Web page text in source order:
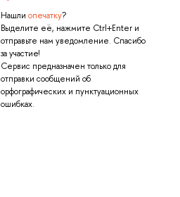
Нашли опечатку?
Выделите её, нажмите Ctrl+Enter и
отправьте нам уведомление. Спасибо
за участие!
Сервис предназначен только для
отправки сообщений об
орфографических и пунктуационных
ошибках.